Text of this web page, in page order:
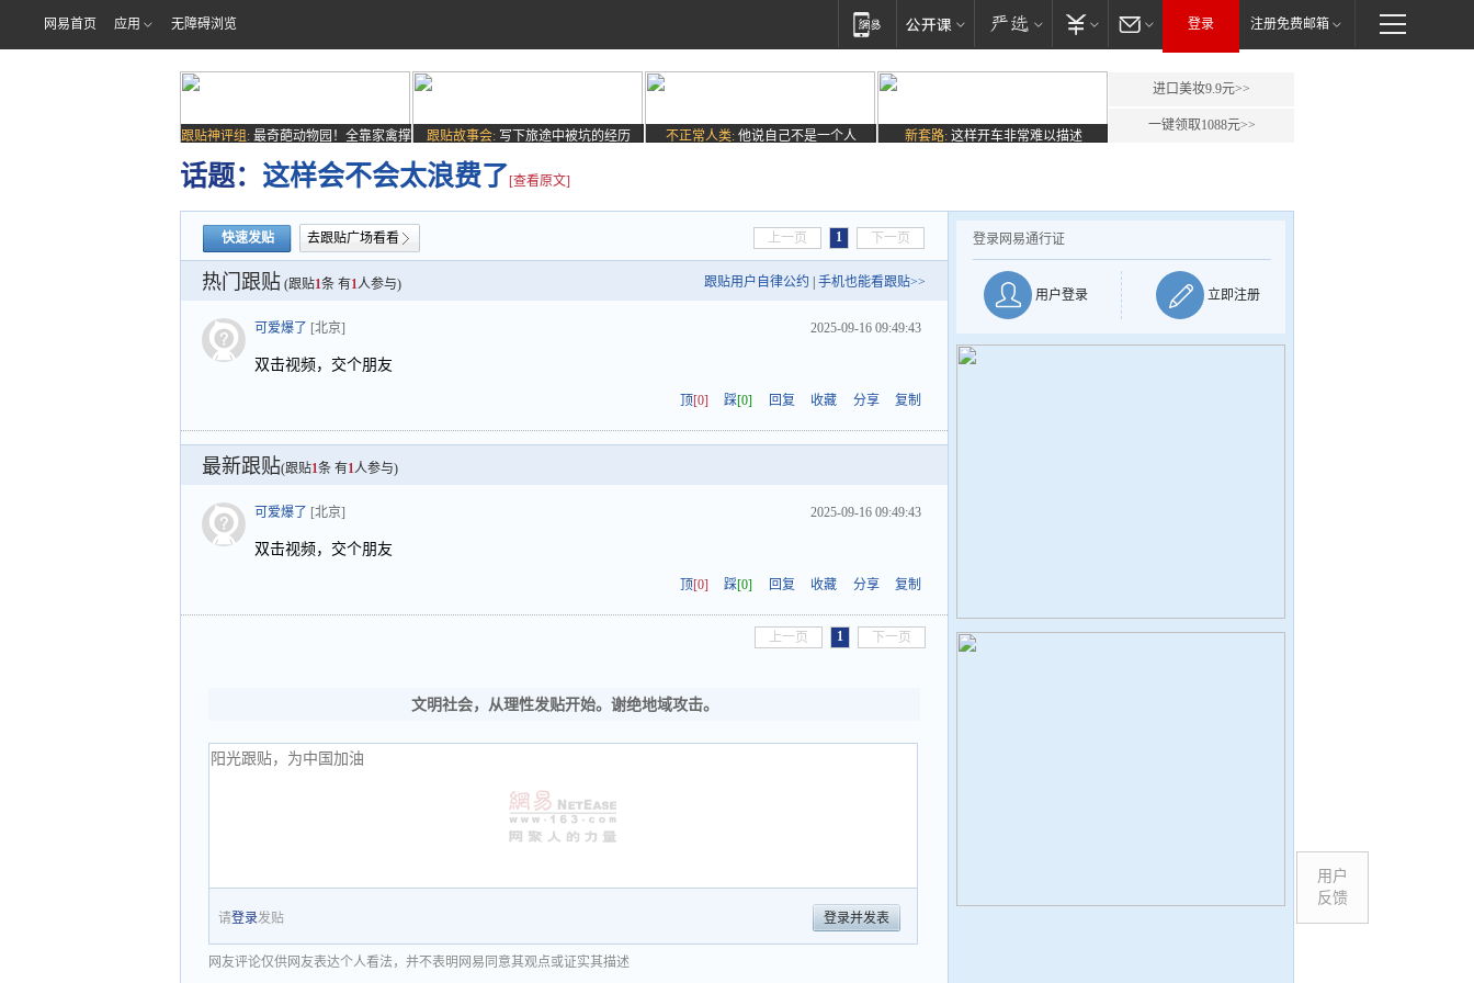
网易首页 应用 无障碍浏览 登录 注册免费邮箱
跟贴神评组: 最奇葩动物园！全靠家禽撑
场子
跟贴故事会: 写下旅途中被坑的经历 不正常人类: 他说自己不是一个人 新套路: 这样开车非常难以描述
进口美妆9.9元>>
一键领取1088元>>
话题： 这样会不会太浪费了 [查看原文]
快速发贴 去跟贴广场看看 上一页 1 下一页
热门跟贴 (跟贴1条 有1人参与) 跟贴用户自律公约 手机也能看跟贴>>
可爱爆了 [北京] 2025-09-16 09:49:43
双击视频，交个朋友
顶[0] 踩[0] 回复 收藏 分享 复制
最新跟贴(跟贴1条 有1人参与)
可爱爆了 [北京] 2025-09-16 09:49:43
双击视频，交个朋友
顶[0] 踩[0] 回复 收藏 分享 复制
上一页 1 下一页
文明社会，从理性发贴开始。谢绝地域攻击。
请登录发贴 登录并发表
网友评论仅供网友表达个人看法，并不表明网易同意其观点或证实其描述
登录网易通行证
用户登录 立即注册
用户
反馈